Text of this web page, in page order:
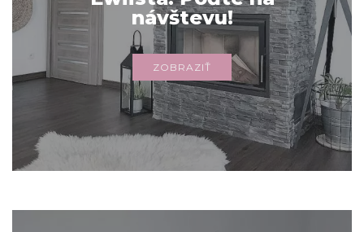
návštevu!
ZOBRAZIŤ